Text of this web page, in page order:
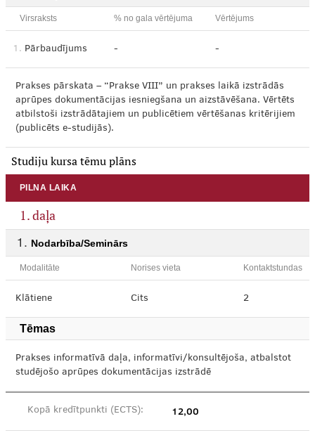
Virsraksts % no gala vērtējuma Vērtējums
1. Pārbaudījums - -
Prakses pārskata – “Prakse VIII” un prakses laikā izstrādās
aprūpes dokumentācijas iesniegšana un aizstāvēšana. Vērtēts
atbilstoši izstrādātajiem un publicētiem vērtēšanas kritērijiem
(publicēts e-studijās).
Studiju kursa tēmu plāns
PILNA LAIKA
1. daļa
Nodarbība/Seminārs
Modalitāte Norises vieta Kontaktstundas
Klātiene Cits 2
Tēmas
Prakses informatīvā daļa, informatīvi/konsultējoša, atbalstot
studējošo aprūpes dokumentācijas izstrādē
Kopā kredītpunkti (ECTS): 12,00